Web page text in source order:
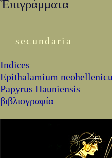
Ἐπιγράμματα
secundaria
Indices
Epithalamium
Papyrus Hauniensis
βιβλιογραφία